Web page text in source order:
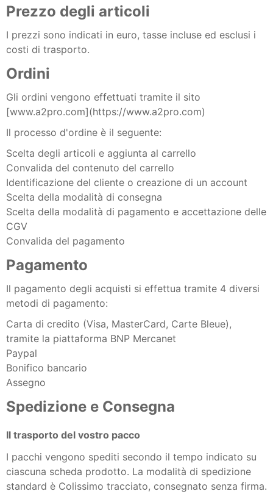
Prezzo degli articoli
I prezzi sono indicati in euro, tasse incluse ed esclusi i
costi di trasporto.
Ordini
Gli ordini vengono effettuati tramite il sito
[www.a2pro.com](https://www.a2pro.com)
Il processo d'ordine è il seguente:
Scelta degli articoli e aggiunta al carrello
Convalida del contenuto del carrello
Identificazione del cliente o creazione di un account
Scelta della modalità di consegna
Scelta della modalità di pagamento e accettazione delle
CGV
Convalida del pagamento
Pagamento
Il pagamento degli acquisti si effettua tramite 4 diversi
metodi di pagamento:
Carta di credito (Visa, MasterCard, Carte Bleue),
tramite la piattaforma BNP Mercanet
Paypal
Bonifico bancario
Assegno
Spedizione e Consegna
Il trasporto del vostro pacco
I pacchi vengono spediti secondo il tempo indicato su
ciascuna scheda prodotto. La modalità di spedizione
standard è Colissimo tracciato, consegnato senza firma.